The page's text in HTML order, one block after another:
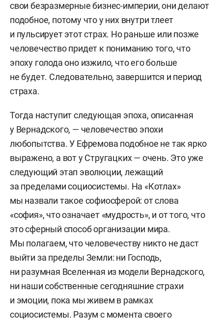
свои безразмерные бизнес-империи, они делают
подобное, потому что у них внутри тлеет
и пульсирует этот страх. Но раньше или позже
человечество придет к пониманию того, что
эпоху голода оно изжило, что его больше
не будет. Следовательно, завершится и период
страха.
Тогда наступит следующая эпоха, описанная
у Вернадского, — человечество эпохи
любопытства. У Ефремова подобное не так ярко
выражено, а вот у Стругацких — очень. Это уже
следующий этап эволюции, лежащий
за пределами социосистемы. На «Котлах»
мы назвали такое софиосферой: от слова
«софия», что означает «мудрость», и от того, что
это сферный способ организации мира.
Мы полагаем, что человечеству никто не даст
выйти за пределы Земли: ни Господь,
ни разумная Вселенная из модели Вернадского,
ни наши собственные сегодняшние страхи
и эмоции, пока мы живем в рамках
социосистемы. Разум с момента своего